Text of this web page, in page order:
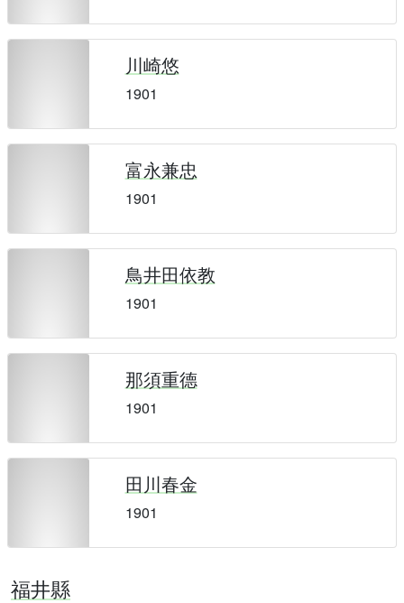
川崎悠
1901
富永兼忠
1901
鳥井田依教
1901
那須重德
1901
田川春金
1901
福井縣